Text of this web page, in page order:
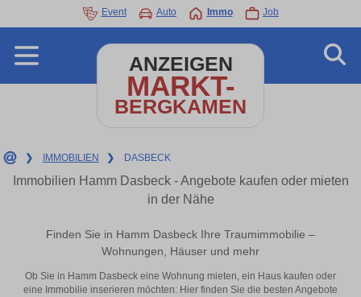
Event Auto Immo Job
ANZEIGEN
MARKT-
BERGKAMEN
❯ IMMOBILIEN ❯ DASBECK
Immobilien Hamm Dasbeck - Angebote kaufen oder mieten
in der Nähe
Finden Sie in Hamm Dasbeck Ihre Traumimmobilie –
Wohnungen, Häuser und mehr
Ob Sie in Hamm Dasbeck eine Wohnung mieten, ein Haus kaufen oder
eine Immobilie inserieren möchten: Hier finden Sie die besten Angebote